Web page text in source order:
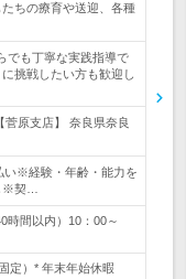
ちの療育や送迎、各種
でも丁寧な実践指導で
挑戦したい方も歓迎し
原支店】 奈良県奈良
い※経験・年齢・能力を
※契…
時間以内）10：00～
定）* 年末年始休暇